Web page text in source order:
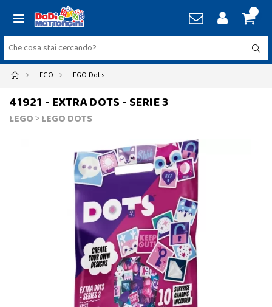
LEGO LEGO Dots
41921 - EXTRA DOTS - SERIE 3
LEGO>LEGO DOTS